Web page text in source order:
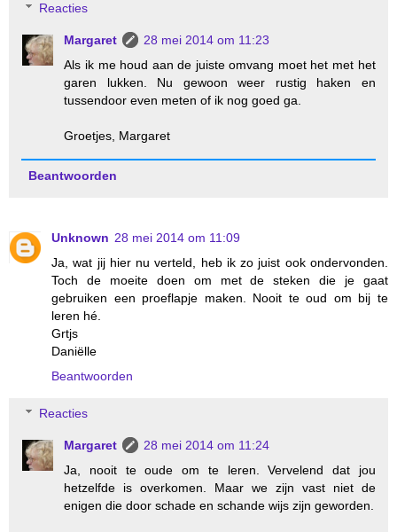
Reacties
Margaret
28 mei 2014 om 11:23
Als ik me houd aan de juiste omvang moet het met het
garen lukken. Nu gewoon weer rustig haken en
tussendoor even meten of ik nog goed ga.
Groetjes, Margaret
Beantwoorden
Unknown 28 mei 2014 om 11:09
Ja, wat jij hier nu verteld, heb ik zo juist ook ondervonden.
Toch de moeite doen om met de steken die je gaat
gebruiken een proeflapje maken. Nooit te oud om bij te
leren hé.
Grtjs
Daniëlle
Beantwoorden
Reacties
Margaret
28 mei 2014 om 11:24
Ja, nooit te oude om te leren. Vervelend dat jou
hetzelfde is overkomen. Maar we zijn vast niet de
enigen die door schade en schande wijs zijn geworden.